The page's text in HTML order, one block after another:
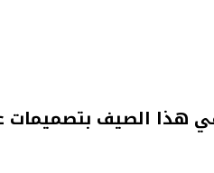
هذا الصيف